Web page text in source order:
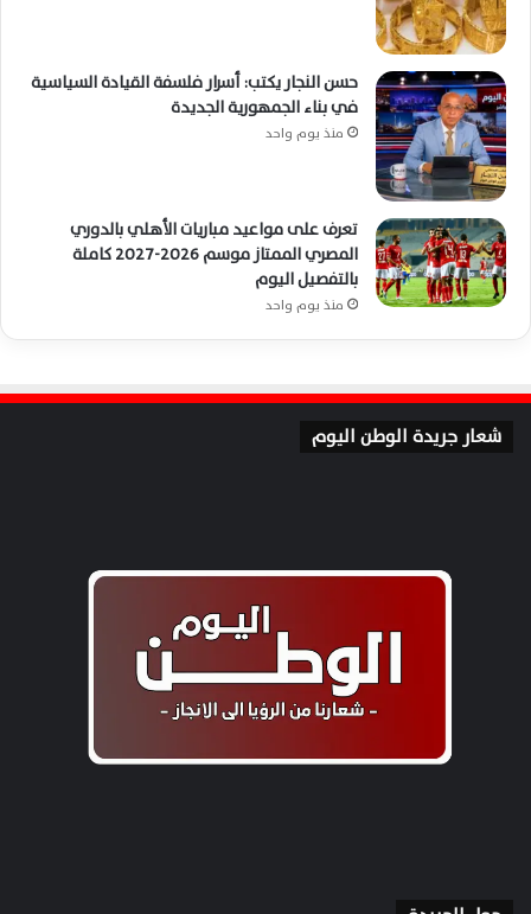
حسن النجار يكتب: أسرار فلسفة القيادة السياسية
في بناء الجمهورية الجديدة
منذ يوم واحد
تعرف على مواعيد مباريات الأهلي بالدوري
المصري الممتاز موسم 2026-2027 كاملة
بالتفصيل اليوم
منذ يوم واحد
شعار جريدة الوطن اليوم